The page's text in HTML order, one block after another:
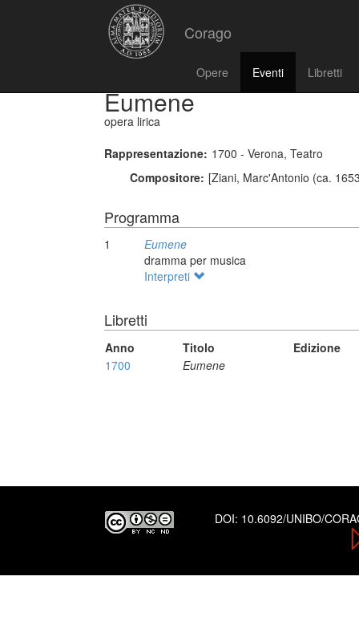
Corago
Opere Eventi Libretti
Eumene
opera lirica
Rappresentazione: 1700 - Verona, Teatro
Compositore: [Ziani, Marc'Antonio (ca.
Programma
1
Eumene
dramma per musica
Interpreti
Libretti
Anno Titolo
Edizione
1700
Eumene
DOI: 10.6092/UNIBO/